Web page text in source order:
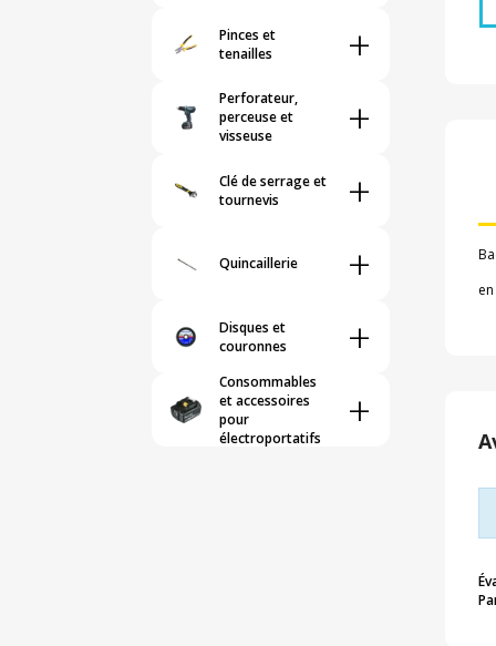
Pinces et
tenailles
+
Perforateur,
perceuse et
visseuse
+
Clé de serrage et
tournevis
+
Quincaillerie +
Disques et
couronnes
+
Consommables
et accessoires
pour
électroportatifs
+